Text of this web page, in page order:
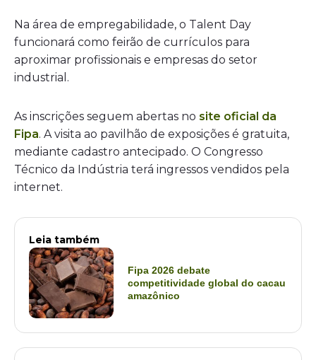
Na área de empregabilidade, o Talent Day
funcionará como feirão de currículos para
aproximar profissionais e empresas do setor
industrial.
As inscrições seguem abertas no site oficial da
Fipa. A visita ao pavilhão de exposições é gratuita,
mediante cadastro antecipado. O Congresso
Técnico da Indústria terá ingressos vendidos pela
internet.
Leia também
Fipa 2026 debate
competitividade global do cacau
amazônico